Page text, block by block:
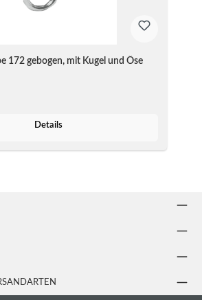
172 gebogen, mit Kugel und Öse
Details